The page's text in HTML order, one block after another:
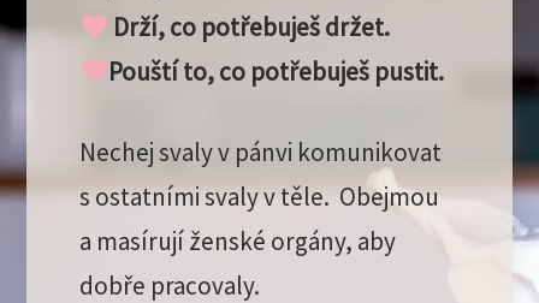
Drží, co potřebuješ držet.
Pouští to, co potřebuješ pustit.
Nechej svaly v pánvi komunikovat
s ostatními svaly v těle. Obejmou
a masírují ženské orgány, aby
dobře pracovaly.